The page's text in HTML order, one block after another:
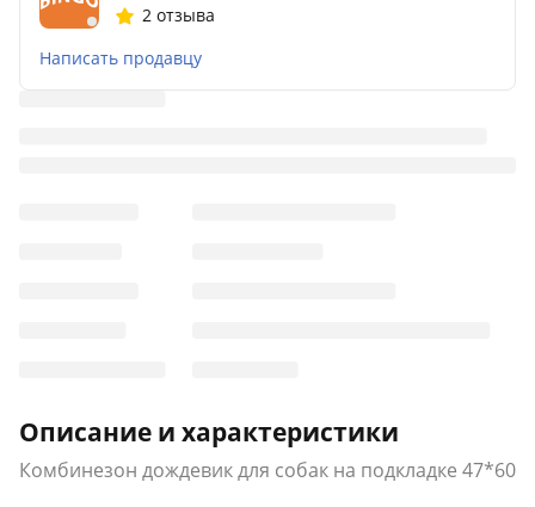
2 отзыва
Написать продавцу
Описание и характеристики
Комбинезон дождевик для собак на подкладке 47*60